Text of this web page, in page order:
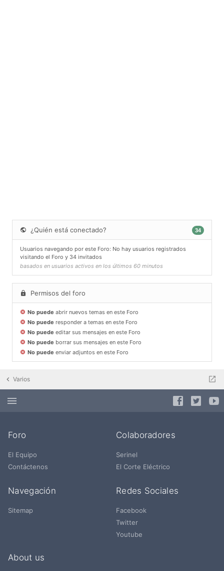
¿Quién está conectado? 34
Usuarios navegando por este Foro: No hay usuarios registrados
visitando el Foro y 34 invitados
basados en usuarios activos en los últimos 60 minutos
Permisos del foro
No puede abrir nuevos temas en este Foro
No puede responder a temas en este Foro
No puede editar sus mensajes en este Foro
No puede borrar sus mensajes en este Foro
No puede enviar adjuntos en este Foro
Varios
Foro
El Equipo
Contáctenos
Colaboradores
Serinel
El Corte Eléctrico
Navegación
Sitemap
Redes Sociales
Facebook
Twitter
Youtube
About us